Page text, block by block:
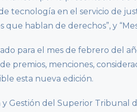
tecnología en el servicio de
que hablan de derechos”, y
para el mes de febrero del
premios, menciones,
esta nueva edición.
Gestión del Superior Tribunal